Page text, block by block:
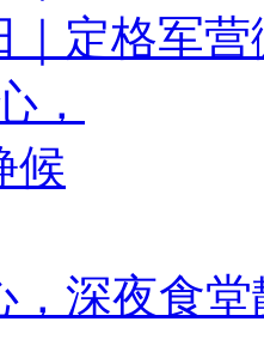
｜定格军
，深夜食